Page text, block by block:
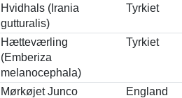
Hvidhals (Irania
gutturalis)
Tyrkiet
Hætteværling
(Emberiza
melanocephala)
Tyrkiet
Mørkøjet Junco
England